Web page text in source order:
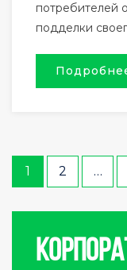
потребителей
подделки
Навигация
1 2 …